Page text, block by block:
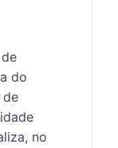
do
de
no